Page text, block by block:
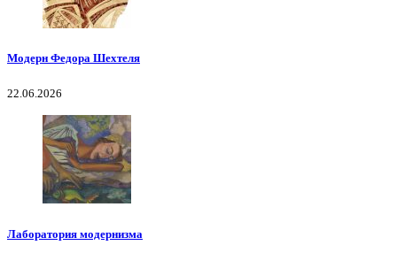
Модерн Федора Шехтеля
22.06.2026
Лаборатория модернизма